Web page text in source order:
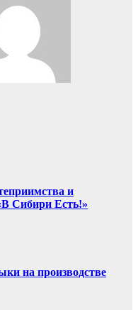
и
Сибири Есть!»
на производстве